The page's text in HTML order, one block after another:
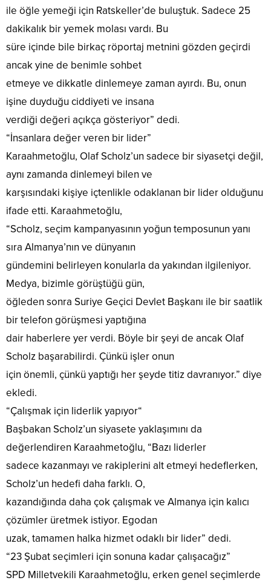
ile öğle yemeği için Ratskeller’de buluştuk. Sadece 25
dakikalık bir yemek molası vardı. Bu
süre içinde bile birkaç röportaj metnini gözden geçirdi
ancak yine de benimle sohbet
etmeye ve dikkatle dinlemeye zaman ayırdı. Bu, onun
işine duyduğu ciddiyeti ve insana
verdiği değeri açıkça gösteriyor” dedi.
“İnsanlara değer veren bir lider”
Karaahmetoğlu, Olaf Scholz’un sadece bir siyasetçi değil,
aynı zamanda dinlemeyi bilen ve
karşısındaki kişiye içtenlikle odaklanan bir lider olduğunu
ifade etti. Karaahmetoğlu,
“Scholz, seçim kampanyasının yoğun temposunun yanı
sıra Almanya’nın ve dünyanın
gündemini belirleyen konularla da yakından ilgileniyor.
Medya, bizimle görüştüğü gün,
öğleden sonra Suriye Geçici Devlet Başkanı ile bir saatlik
bir telefon görüşmesi yaptığına
dair haberlere yer verdi. Böyle bir şeyi de ancak Olaf
Scholz başarabilirdi. Çünkü işler onun
için önemli, çünkü yaptığı her şeyde titiz davranıyor.” diye
ekledi.
“Çalışmak için liderlik yapıyor“
Başbakan Scholz’un siyasete yaklaşımını da
değerlendiren Karaahmetoğlu, “Bazı liderler
sadece kazanmayı ve rakiplerini alt etmeyi hedeflerken,
Scholz’un hedefi daha farklı. O,
kazandığında daha çok çalışmak ve Almanya için kalıcı
çözümler üretmek istiyor. Egodan
uzak, tamamen halka hizmet odaklı bir lider” dedi.
“23 Şubat seçimleri için sonuna kadar çalışacağız”
SPD Milletvekili Karaahmetoğlu, erken genel seçimlerde